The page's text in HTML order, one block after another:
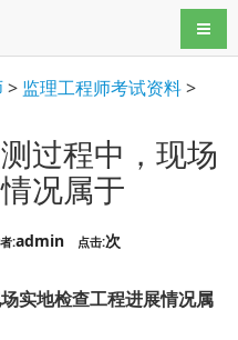
导航
> 监理工程师考试资料>
过程中，现场
况属于
:admin 点击:次
实地检查工程进展情况属